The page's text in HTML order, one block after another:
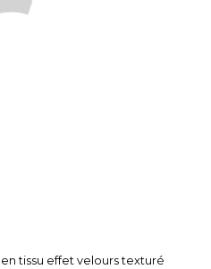
tissu effet velours texturé